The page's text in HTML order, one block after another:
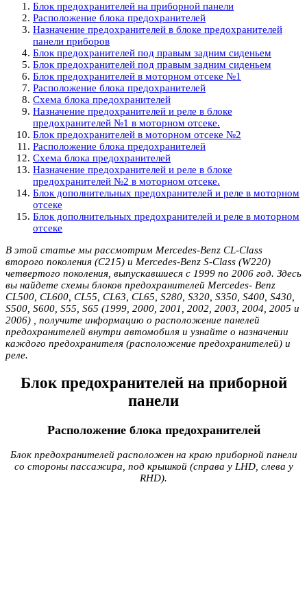
Блок предохранителей на приборной панели
Расположение блока предохранителей
Назначение предохранителей в блоке предохранителей
панели приборов
Блок предохранителей под правым задним сиденьем
Блок предохранителей под правым задним сиденьем
Блок предохранителей в моторном отсеке №1
Расположение блока предохранителей
Схема блока предохранителей
Назначение предохранителей и реле в блоке
предохранителей №1 в моторном отсеке.
Блок предохранителей в моторном отсеке №2
Расположение блока предохранителей
Схема блока предохранителей
Назначение предохранителей и реле в блоке
предохранителей №2 в моторном отсеке.
Блок дополнительных предохранителей и реле в моторном
отсеке
Блок дополнительных предохранителей и реле в моторном
отсеке
В этой статье мы рассмотрим Mercedes-Benz CL-Class
второго поколения (C215) и Mercedes-Benz S-Class (W220)
четвертого поколения, выпускавшиеся с 1999 по 2006 год. Здесь
вы найдете схемы блоков предохранителей Mercedes- Benz
CL500, CL600, CL55, CL63, CL65, S280, S320, S350, S400, S430,
S500, S600, S55, S65 (1999, 2000, 2001, 2002, 2003, 2004, 2005 и
2006) , получите информацию о расположение панелей
предохранителей внутри автомобиля и узнайте о назначении
каждого предохранителя (расположение предохранителей) и
реле.
Блок предохранителей на приборной
панели
Расположение блока предохранителей
Блок предохранителей расположен на краю приборной панели
со стороны пассажира, под крышкой (справа у LHD, слева у
RHD).